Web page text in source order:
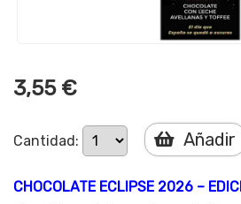
3,55 €
Cantidad: Añadir
CHOCOLATE ECLIPSE 2026 –